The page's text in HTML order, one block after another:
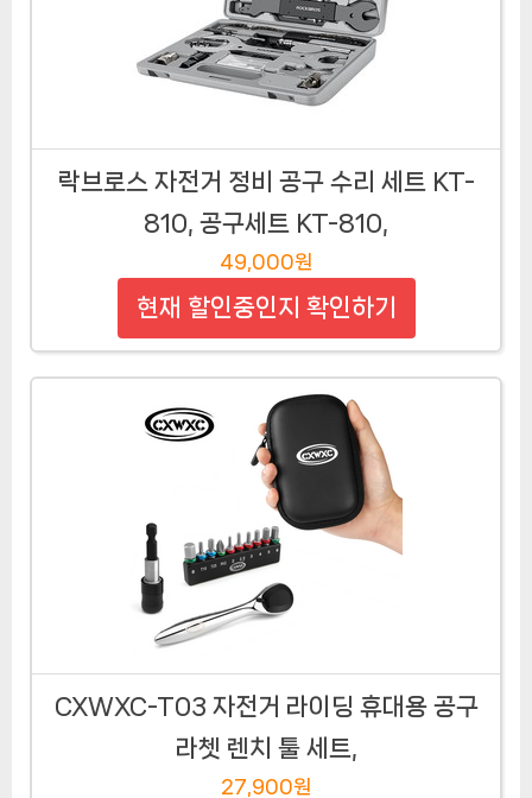
락브로스 자전거 정비 공구 수리 세트 KT-
810, 공구세트 KT-810,
49,000원
현재 할인중인지 확인하기
CXWXC-T03 자전거 라이딩 휴대용 공구
라쳇 렌치 툴 세트,
27,900원